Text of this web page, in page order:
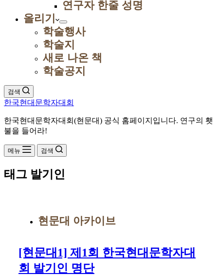
연구자 한줄 성명
올리기
학술행사
학술지
새로 나온 책
학술공지
검색
한국현대문학자대회
한국현대문학자대회(현문대) 공식 홈페이지입니다. 연구의 횃
불을 들어라!
메뉴 검색
태그 발기인
현문대 아카이브
[현문대1] 제1회 한국현대문학자대
회 발기인 명단